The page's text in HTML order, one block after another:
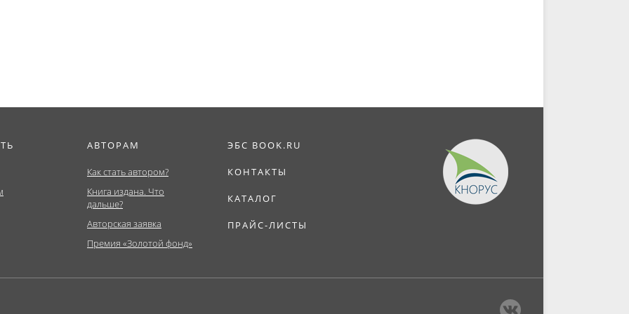
АВТОРАМ
Как стать автором?
Книга издана. Что
дальше?
Авторская заявка
Премия «Золотой фонд»
ЭБС BOOK.RU
КОНТАКТЫ
КАТАЛОГ
ПРАЙС-ЛИСТЫ